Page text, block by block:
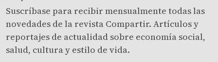
Suscríbase para recibir mensualmente todas las
novedades de la revista Compartir. Artículos y
reportajes de actualidad sobre economía social,
salud, cultura y estilo de vida.